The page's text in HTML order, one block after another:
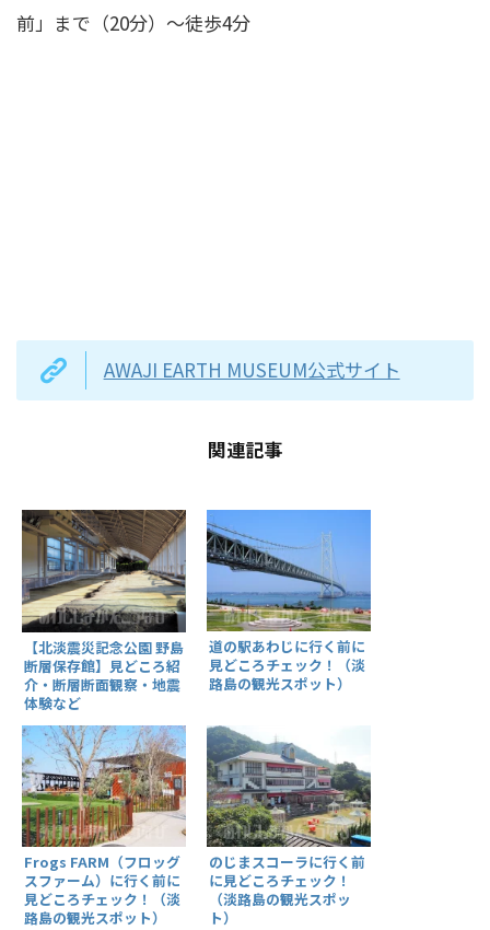
前」まで（20分）～徒歩4分
AWAJI EARTH MUSEUM公式サイト
関連記事
【北淡震災記念公園 野島
断層保存館】見どころ紹
介・断層断面観察・地震
体験など
道の駅あわじに行く前に
見どころチェック！（淡
路島の観光スポット）
Frogs FARM（フロッグ
スファーム）に行く前に
見どころチェック！（淡
路島の観光スポット）
のじまスコーラに行く前
に見どころチェック！
（淡路島の観光スポッ
ト）